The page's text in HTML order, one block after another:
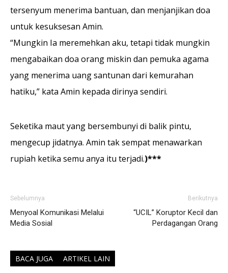
tersenyum menerima bantuan, dan menjanjikan doa
untuk kesuksesan Amin.
“Mungkin Ia meremehkan aku, tetapi tidak mungkin
mengabaikan doa orang mis­kin dan pemuka agama
yang menerima uang santunan dari kemurahan
hatiku,” kata Amin kepada dirinya sendiri.
Seketika maut yang bersembunyi di balik pintu,
mengecup jidatnya. Amin tak sempat menawarkan
rupiah ketika semu anya itu ter­jadi.)***
Sebelumnya
Menyoal Komunikasi Melalui
Media Sosial
Berikutnya
“UCIL” Koruptor Kecil dan
Perdagangan Orang
BACA JUGA ARTIKEL LAIN